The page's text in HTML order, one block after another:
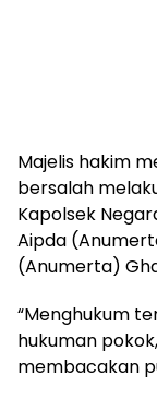
Majelis hakim
bersalah
Kapolsek
Aipda
(Anumerta)
“Menghukum
hukuman
membacakan